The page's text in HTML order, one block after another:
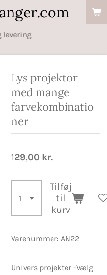
levering
Lys projektor
med mange
farvekombinatio
ner
129,00 kr.
Tilføj
til
kurv
Varenummer: AN22
Univers projekter -Vælg